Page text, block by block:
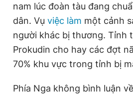
nam lúc đoàn tàu đang
dân. Vụ việc làm một cảnh
người khác bị thương. Tỉnh
Prokudin cho hay các đợt
70% khu vực trong tỉnh bị
Phía Nga không bình luận